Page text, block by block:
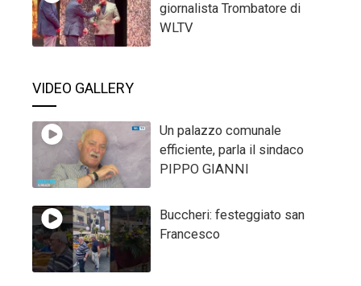
giornalista Trombatore di
WLTV
VIDEO GALLERY
Un palazzo comunale
efficiente, parla il sindaco
PIPPO GIANNI
Buccheri: festeggiato san
Francesco